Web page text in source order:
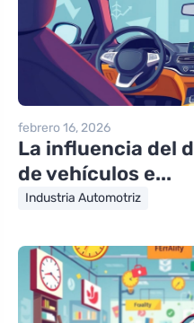
febrero 16, 2026
La influencia del
de vehículos e...
Industria Automotriz